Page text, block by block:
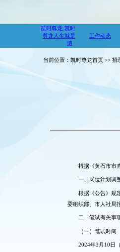
凯时尊龙-凯时
尊龙人生就是
博
工作动态
当前位置：凯时尊龙首页 >>
根据《黄石市市
一、岗位计划调
根据《公告》规
委组织部、市人社局
二、笔试有关事
（一）笔试时间
2024年3月10日